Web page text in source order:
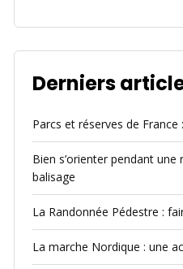
Derniers
Parcs et réserves de
Bien s’orienter pendant
balisage
La Randonnée Pédestre :
La marche Nordique : une